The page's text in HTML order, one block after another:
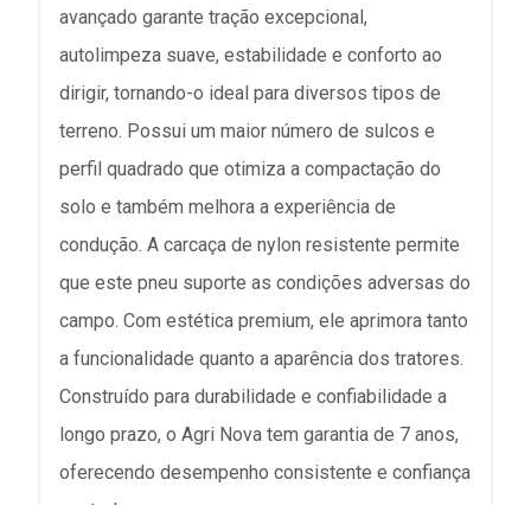
avançado garante tração excepcional,
autolimpeza suave, estabilidade e conforto ao
dirigir, tornando-o ideal para diversos tipos de
terreno. Possui um maior número de sulcos e
perfil quadrado que otimiza a compactação do
solo e também melhora a experiência de
condução. A carcaça de nylon resistente permite
que este pneu suporte as condições adversas do
campo. Com estética premium, ele aprimora tanto
a funcionalidade quanto a aparência dos tratores.
Construído para durabilidade e confiabilidade a
longo prazo, o Agri Nova tem garantia de 7 anos,
oferecendo desempenho consistente e confiança